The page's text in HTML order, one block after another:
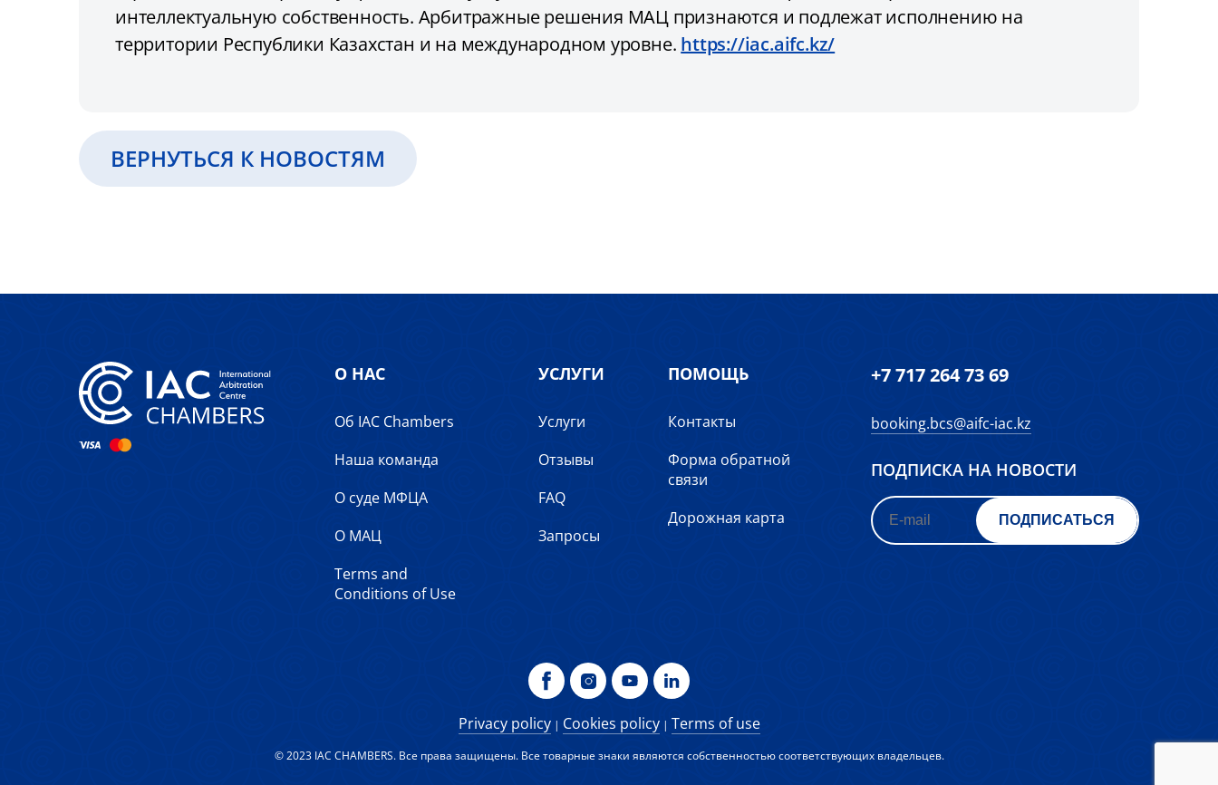
интеллектуальную собственность. Арбитражные решения МАЦ признаются и подлежат исполнению на
территории Республики Казахстан и на международном уровне. https://iac.aifc.kz/
ВЕРНУТЬСЯ К НОВОСТЯМ
О НАС
Об IAC Chambers
Наша команда
О суде МФЦА
О МАЦ
Terms and
Conditions of Use
УСЛУГИ
Услуги
Отзывы
FAQ
Запросы
ПОМОЩЬ
Контакты
Форма обратной
связи
Дорожная карта
+7 717 264 73 69
booking.bcs@aifc-iac.kz
ПОДПИСКА НА НОВОСТИ
ПОДПИСАТЬСЯ
Privacy policy| Cookies policy| Terms of use
© 2023 IAC CHAMBERS. Все права защищены. Все товарные знаки являются собственностью соответствующих владельцев.